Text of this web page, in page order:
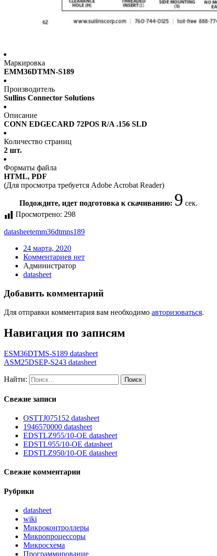
Маркировка
EMM36DTMN-S189
Производитель
Sullins Connector Solutions
Описание
CONN EDGECARD 72POS R/A .156 SLD
Количество страниц
2 шт.
Форматы файла
HTML, PDF
(Для просмотра требуется Adobe Acrobat Reader)
Подождите, идет подготовка к скачиванию: 9 сек.
Просмотрено: 298
datasheetemm36dtmns189
24 марта, 2020
Комментариев нет
Администратор
datasheet
Добавить комментарий
Для отправки комментария вам необходимо авторизоваться.
Навигация по записям
ESM36DTMS-S189 datasheet
ASM25DSEP-S243 datasheet
Найти:
Свежие записи
OSTTJ075152 datasheet
1946570000 datasheet
EDSTLZ955/10-OE datasheet
EDSTL955/10-OE datasheet
EDSTLZ950/10-OE datasheet
Свежие комментарии
Рубрики
datasheet
wiki
Микроконтроллеры
Микропроцессоры
Микросхема
Программирование